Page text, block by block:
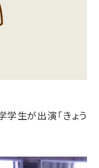
学生が出演「きょう